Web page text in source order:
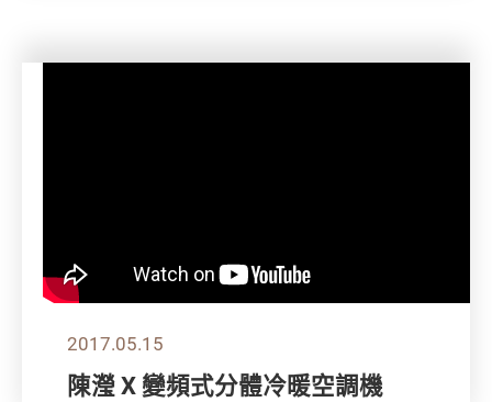
2017.05.15
陳瀅 X 變頻式分體冷暖空調機